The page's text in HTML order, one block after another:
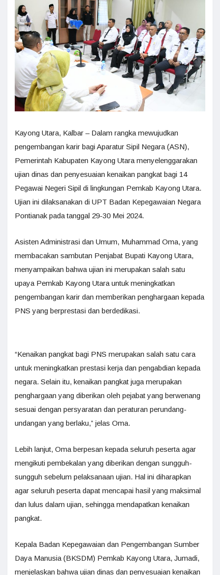
Kayong Utara, Kalbar – Dalam rangka mewujudkan
pengembangan karir bagi Aparatur Sipil Negara (ASN),
Pemerintah Kabupaten Kayong Utara menyelenggarakan
ujian dinas dan penyesuaian kenaikan pangkat bagi 14
Pegawai Negeri Sipil di lingkungan Pemkab Kayong Utara.
Ujian ini dilaksanakan di UPT Badan Kepegawaian Negara
Pontianak pada tanggal 29-30 Mei 2024.
Asisten Administrasi dan Umum, Muhammad Oma, yang
membacakan sambutan Penjabat Bupati Kayong Utara,
menyampaikan bahwa ujian ini merupakan salah satu
upaya Pemkab Kayong Utara untuk meningkatkan
pengembangan karir dan memberikan penghargaan kepada
PNS yang berprestasi dan berdedikasi.
“Kenaikan pangkat bagi PNS merupakan salah satu cara
untuk meningkatkan prestasi kerja dan pengabdian kepada
negara. Selain itu, kenaikan pangkat juga merupakan
penghargaan yang diberikan oleh pejabat yang berwenang
sesuai dengan persyaratan dan peraturan perundang-
undangan yang berlaku,” jelas Oma.
Lebih lanjut, Oma berpesan kepada seluruh peserta agar
mengikuti pembekalan yang diberikan dengan sungguh-
sungguh sebelum pelaksanaan ujian. Hal ini diharapkan
agar seluruh peserta dapat mencapai hasil yang maksimal
dan lulus dalam ujian, sehingga mendapatkan kenaikan
pangkat.
Kepala Badan Kepegawaian dan Pengembangan Sumber
Daya Manusia (BKSDM) Pemkab Kayong Utara, Jumadi,
menjelaskan bahwa ujian dinas dan penyesuaian kenaikan